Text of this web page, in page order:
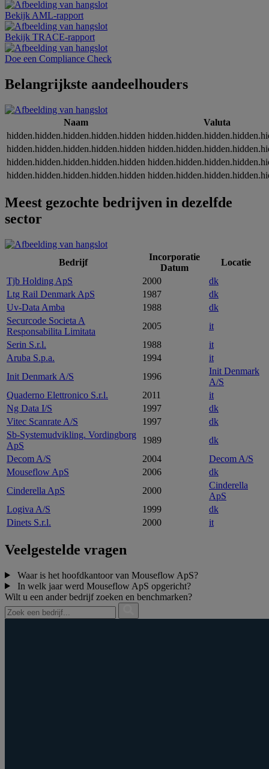
Bekijk AML-rapport
Bekijk TRACE-rapport
Doe een Compliance Check
Belangrijkste aandeelhouders
Naam
Valuta
hidden.hidden.hidden.hidden.hidden
hidden.hidden.hidden.hidden.hidden
hidden.hidden.hidden.hidden.hidden
hidden.hidden.hidden.hidden.hidden
Meest gezochte bedrijven in dezelfde
sector
Bedrijf
Incorporatie
Datum
Locatie
Tjb Holding ApS
2000
dk
Ltg Rail Denmark ApS
1987
dk
Uv-Data Amba
1988
dk
Securcode Societa A
Responsabilita Limitata
2005
it
Serin S.r.l.
1988
it
Aruba S.p.a.
1994
it
Init Denmark A/S
1996
Init Denmark
A/S
Quaderno Elettronico S.r.l.
2011
it
Ng Data I/S
1997
dk
Vitec Scanrate A/S
1997
dk
Sb-Systemudvikling. Vordingborg
ApS
1989
dk
Decom A/S
2004
Decom A/S
Mouseflow ApS
2006
dk
Cinderella ApS
2000
Cinderella
ApS
Logiva A/S
1999
dk
Dinets S.r.l.
2000 it
Veelgestelde vragen
Waar is het hoofdkantoor van Mouseflow ApS?
In welk jaar werd Mouseflow ApS opgericht?
Wilt u een ander bedrijf zoeken en benchmarken?